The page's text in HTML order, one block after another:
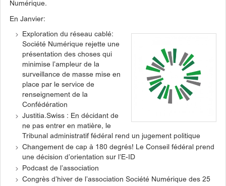
Numérique.
En Janvier:
Exploration du réseau cablé:
Société Numérique rejette une
présentation des choses qui
minimise l’ampleur de la
surveillance de masse mise en
place par le service de
renseignement de la
Confédération
Justitia.Swiss : En décidant de
ne pas entrer en matière, le
Tribunal administratif fédéral rend un jugement politique
Changement de cap à 180 degrés! Le Conseil fédéral prend
une décision d’orientation sur l’E-ID
Podcast de l’association
Congrès d’hiver de l’association Société Numérique des 25